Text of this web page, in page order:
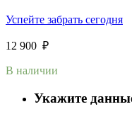
Успейте забрать сегодня
12 900 ₽
В наличии
Укажите